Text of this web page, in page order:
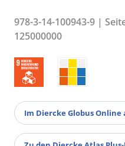
978-3-14-100943-9 |
125000000
Im Diercke Globus Online